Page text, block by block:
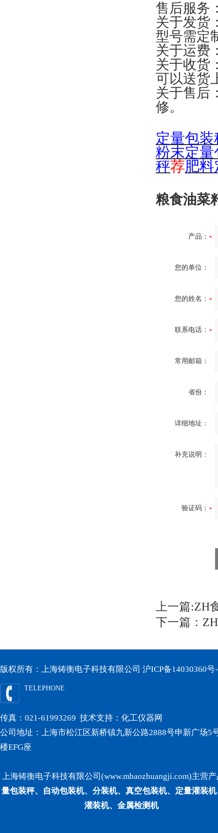
售后服务
关于发货
型号需定
关于运费
关于收货
可以送货
关于售后
修。
定量包装
粉末定量
秤荐肥
粮食油菜
产品：
您的单位：
您的姓名：
联系电话：
常用邮箱：
省份：
详细地址：
补充说明：
验证码：
上一篇:ZH
下一篇：
版权所有：上海铸衡电子科技有限公司 沪ICP备14030360号
TELEPHONE
传真：021-61993269 技术支持： 化工仪器网
公司地址：上海市松江区新桥镇九新公路2888号申新广场5
楼EFG座
上海铸衡电子科技有限公司(www.mbaozhuangji.com)主营
量包装秤、自动包装机、分装机、真空包装机、定量灌装
灌装机、金属检测机